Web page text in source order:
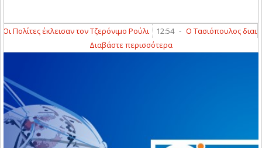
έκλεισαν τον Τζερόνιμο Ρούλι 12:54 - Ο Τασιόπουλος
Διαβάστε περισσότερα